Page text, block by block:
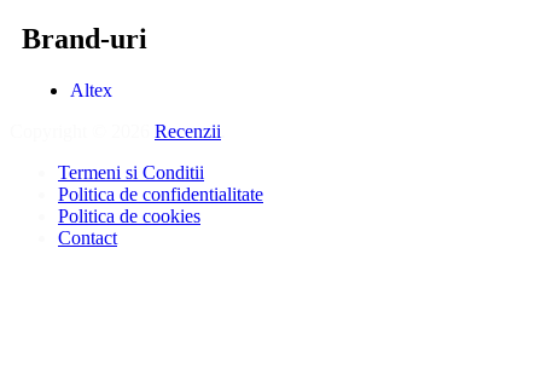
Brand-uri
Altex
Recenzii
Termeni si Conditii
Politica de confidentialitate
Politica de cookies
Contact